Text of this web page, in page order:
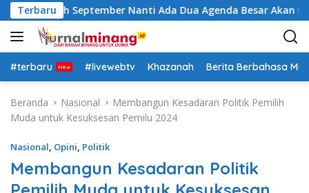
a
g
u
Terbaru
Allah September Nanti Ada Dua Agenda Besar Akan Kita
#terbaru #livewebtv Khazanah Berita Berbahasa
Beranda Nasional
Membangun Kesadaran Politik Pemilih
Muda untuk Kesuksesan Pemilu 2024
Nasional, Opini, Politik
Membangun Kesadaran Politik